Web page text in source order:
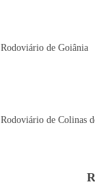
de Goiânia
de Colinas